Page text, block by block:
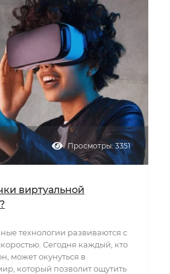
Просмотры: 3351
виртуальной
технологии развиваются с
Сегодня каждый, кто
может окунуться в
который позволит ощутить